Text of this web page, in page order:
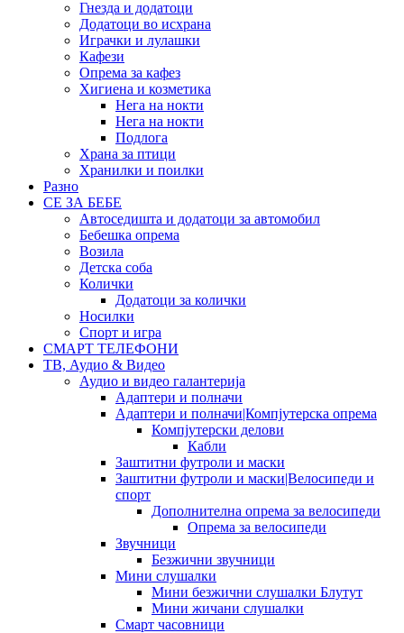
Гнезда и додатоци
Додатоци во исхрана
Играчки и лулашки
Кафези
Опрема за кафез
Хигиена и козметика
Нега на нокти
Нега на нокти
Подлога
Храна за птици
Хранилки и поилки
Разно
СЕ ЗА БЕБЕ
Автоседишта и додатоци за автомобил
Бебешка опрема
Возила
Детска соба
Колички
Додатоци за колички
Носилки
Спорт и игра
СМАРТ ТЕЛЕФОНИ
ТВ, Аудио & Видео
Аудио и видео галантерија
Адаптери и полначи
Адаптери и полначи|Компјутерска опрема
Компјутерски делови
Кабли
Заштитни футроли и маски
Заштитни футроли и маски|Велосипеди и
спорт
Дополнителна опрема за велосипеди
Опрема за велосипеди
Звучници
Безжични звучници
Мини слушалки
Мини безжични слушалки Блутут
Мини жичани слушалки
Смарт часовници